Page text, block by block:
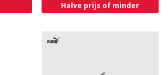
Halve prijs of minder